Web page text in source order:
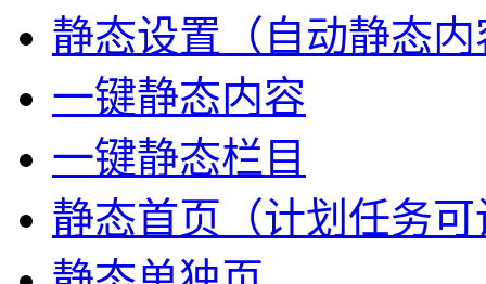
静态设置（自动静态内
一键静态内容
一键静态栏目
静态首页（计划任务